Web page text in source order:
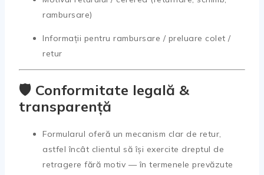
rambursare)
Informații pentru rambursare / preluare colet /
retur
🛡️ Conformitate legală &
transparență
Formularul oferă un mecanism clar de retur,
astfel încât clientul să își exercite dreptul de
retragere fără motiv — în termenele prevăzute